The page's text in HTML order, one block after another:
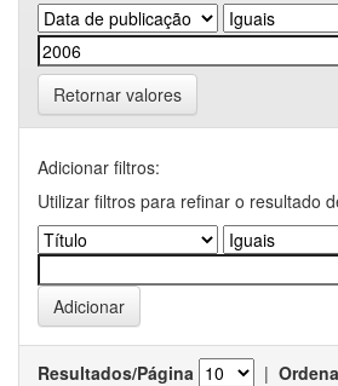
Retornar valores
Adicionar filtros:
Utilizar filtros para refinar o resultado
Resultados/Página |